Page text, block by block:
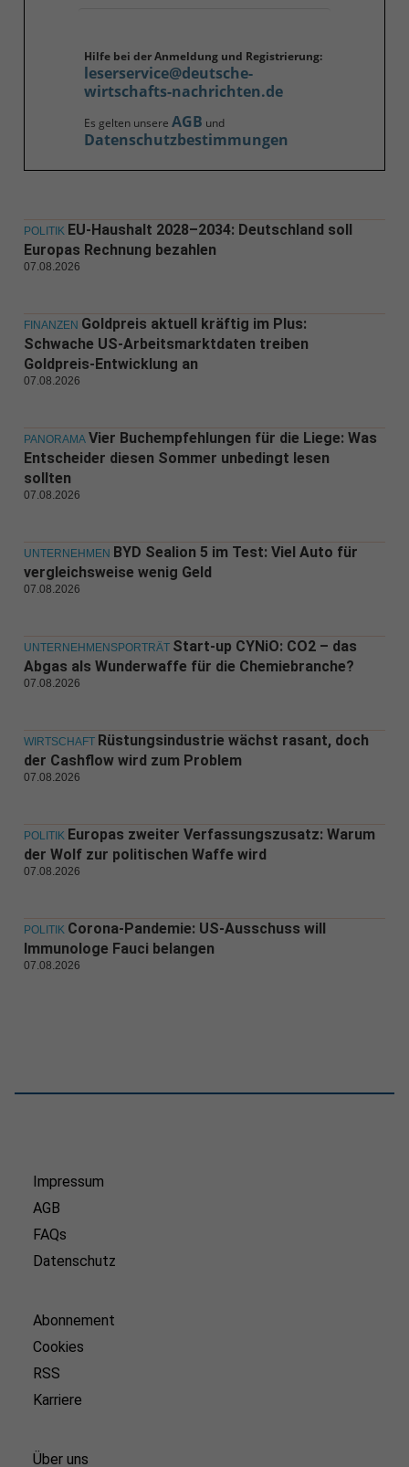
Hilfe bei der Anmeldung und Registrierung:
leserservice@deutsche-
wirtschafts-nachrichten.de
Es gelten unsere AGB und
Datenschutzbestimmungen
POLITIK EU-Haushalt 2028–2034: Deutschland soll
Europas Rechnung bezahlen
07.08.2026
FINANZEN Goldpreis aktuell kräftig im Plus:
Schwache US-Arbeitsmarktdaten treiben
Goldpreis-Entwicklung an
07.08.2026
PANORAMA Vier Buchempfehlungen für die Liege: Was
Entscheider diesen Sommer unbedingt lesen
sollten
07.08.2026
UNTERNEHMEN BYD Sealion 5 im Test: Viel Auto für
vergleichsweise wenig Geld
07.08.2026
UNTERNEHMENSPORTRÄT Start-up CYNiO: CO2 – das
Abgas als Wunderwaffe für die Chemiebranche?
07.08.2026
WIRTSCHAFT Rüstungsindustrie wächst rasant, doch
der Cashflow wird zum Problem
07.08.2026
POLITIK Europas zweiter Verfassungszusatz: Warum
der Wolf zur politischen Waffe wird
07.08.2026
POLITIK Corona-Pandemie: US-Ausschuss will
Immunologe Fauci belangen
07.08.2026
Impressum
AGB
FAQs
Datenschutz
Abonnement
Cookies
RSS
Karriere
Über uns